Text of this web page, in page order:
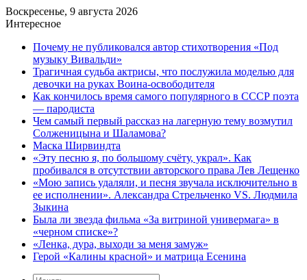
Воскресенье, 9 августа 2026
Интересное
Почему не публиковался автор стихотворения «Под
музыку Вивальди»
Трагичная судьба актрисы, что послужила моделью для
девочки на руках Воина-освободителя
Как кончилось время самого популярного в СССР поэта
— пародиста
Чем самый первый рассказ на лагерную тему возмутил
Солженицына и Шаламова?
Маска Ширвиндта
«Эту песню я, по большому счёту, украл». Как
пробивался в отсутствии авторского права Лев Лещенко
«Мою запись удаляли, и песня звучала исключительно в
ее исполнении». Александра Стрельченко VS. Людмила
Зыкина
Была ли звезда фильма «За витриной универмага» в
«черном списке»?
«Ленка, дура, выходи за меня замуж»
Герой «Калины красной» и матрица Есенина